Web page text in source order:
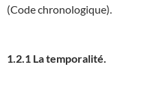
(Code chronologique).
1.2.1 La temporalité.